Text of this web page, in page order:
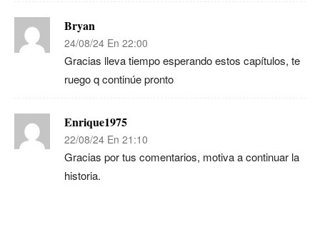
Bryan
24/08/24 En 22:00
Gracias lleva tiempo esperando estos capítulos, te
ruego q continúe pronto
Enrique1975
22/08/24 En 21:10
Gracias por tus comentarios, motiva a continuar la
historia.